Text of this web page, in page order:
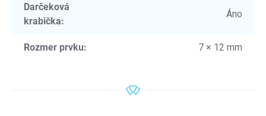
Darčeková
krabička:
Áno
Rozmer prvku: 7 × 12 mm